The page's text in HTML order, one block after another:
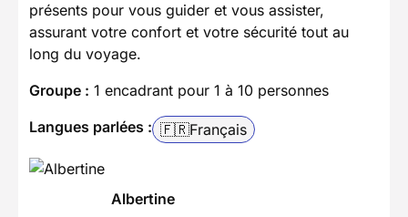
présents pour vous guider et vous assister,
assurant votre confort et votre sécurité tout au
long du voyage.
Groupe : 1 encadrant pour 1 à 10 personnes
Langues parlées : 🇫🇷Français
Albertine